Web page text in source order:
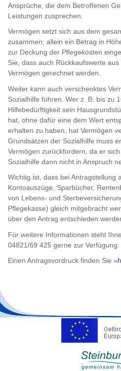
Ansprüche, die dem Betroffenen
Leistungen zusprechen.
Vermögen setzt sich aus dem
zusammen; allein ein Betrag in
zur Deckung der Pflegekosten
Sie, dass auch Rückkaufswerte
Vermögen gerechnet werden.
Weiter kann auch verschenktes
Sozialhilfe führen. Wer z. B. bis zu
Hilfebedürftigkeit sein
hat, ohne dafür eine dem Wert
erhalten zu haben, hat Vermögen
Grundsätzen der Sozialhilfe muss
Vermögen zurückfordern, da er
Sozialhilfe dann nicht in Anspruch
Wichtig ist, dass bei Antragstellung
Kontoauszüge, Sparbücher,
von Lebens- und
Pflegekasse) gleich mitgebracht
über den Antrag entschieden
Für weitere Informationen steht
04821/69 425 gerne zur Verfügung.
Einen Antragsvordruck finden Sie »